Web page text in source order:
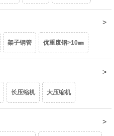
5052白料 5083白料 7系白料
毂 摩托车轮毂 机械生铝
架子钢管 优重废钢>10㎜
薄料<0.8mm 钢丝绳
长压缩机 大压缩机